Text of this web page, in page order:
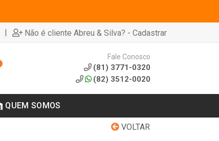
| Não é cliente Abreu & Silva? - Cadastrar
Fale Conosco
(81) 3771-0320
(82) 3512-0020
QUEM SOMOS
VOLTAR